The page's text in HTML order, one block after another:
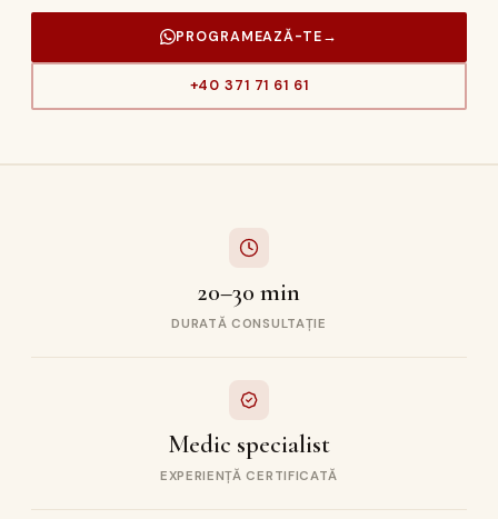
PROGRAMEAZĂ-TE→
+40 371 71 61 61
20–30 min
DURATĂ CONSULTAȚIE
Medic specialist
EXPERIENȚĂ CERTIFICATĂ